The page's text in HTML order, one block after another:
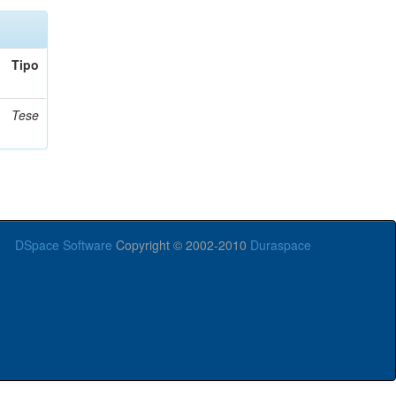
Tipo
Tese
DSpace Software Copyright © 2002-2010 Duraspace